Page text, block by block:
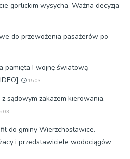
gorlickim wysycha. Ważna decyzja
do przewożenia pasażerów po
pamięta I wojnę światową
15:03
sądowym zakazem kierowania.
do gminy Wierzchosławice.
i przedstawiciele wodociągów